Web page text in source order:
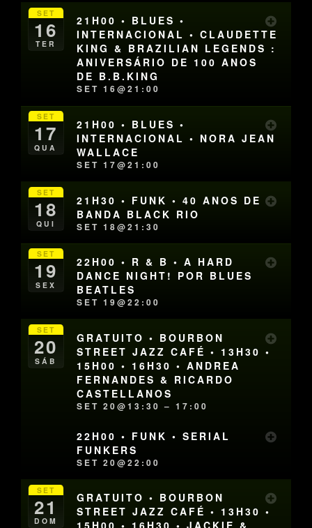
SET
16
TER
21H00 • BLUES •
INTERNACIONAL • CLAUDETTE
KING & BRAZILIAN LEGENDS :
ANIVERSÁRIO DE 100 ANOS
DE B.B.KING
SET 16@21:00
SET
17
QUA
21H00 • BLUES •
INTERNACIONAL • NORA JEAN
WALLACE
SET 17@21:00
SET
18
QUI
21H30 • FUNK • 40 ANOS DE
BANDA BLACK RIO
SET 18@21:30
SET
19
SEX
22H00 • R & B • A HARD
DANCE NIGHT! POR BLUES
BEATLES
SET 19@22:00
SET
20
SÁB
GRATUITO • BOURBON
STREET JAZZ CAFÉ • 13H30 •
15H00 • 16H30 • ANDREA
FERNANDES & RICARDO
CASTELLANOS
SET 20@13:30 – 17:00
22H00 • FUNK • SERIAL
FUNKERS
SET 20@22:00
SET
21
DOM
GRATUITO • BOURBON
STREET JAZZ CAFÉ • 13H30 •